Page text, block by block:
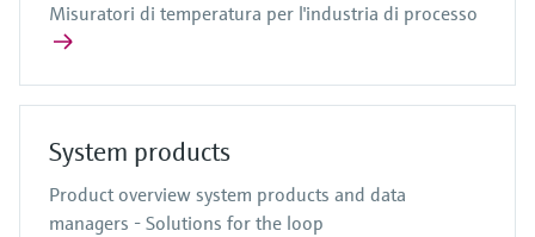
Misuratori di temperatura per l'industria di processo
System products
Product overview system products and data
managers - Solutions for the loop